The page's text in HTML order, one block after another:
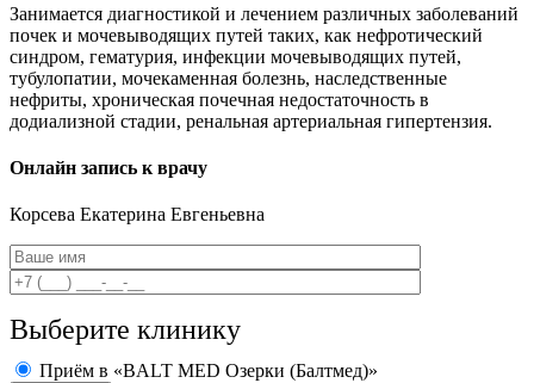
Занимается диагностикой и лечением различных заболеваний
почек и мочевыводящих путей таких, как нефротический
синдром, гематурия, инфекции мочевыводящих путей,
тубулопатии, мочекаменная болезнь, наследственные
нефриты, хроническая почечная недостаточность в
додиализной стадии, ренальная артериальная гипертензия.
Онлайн запись к врачу
Корсева Екатерина Евгеньевна
Выберите клинику
Приём в «BALT MED Озерки (Балтмед)»